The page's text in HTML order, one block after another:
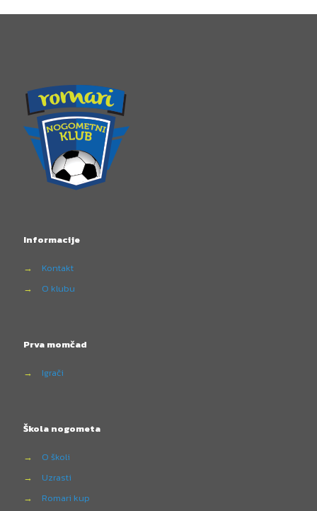
Informacije
→
Kontakt
→
O klubu
Prva momčad
→ Igrači
Škola nogometa
→
O školi
→
Uzrasti
→
Romari kup